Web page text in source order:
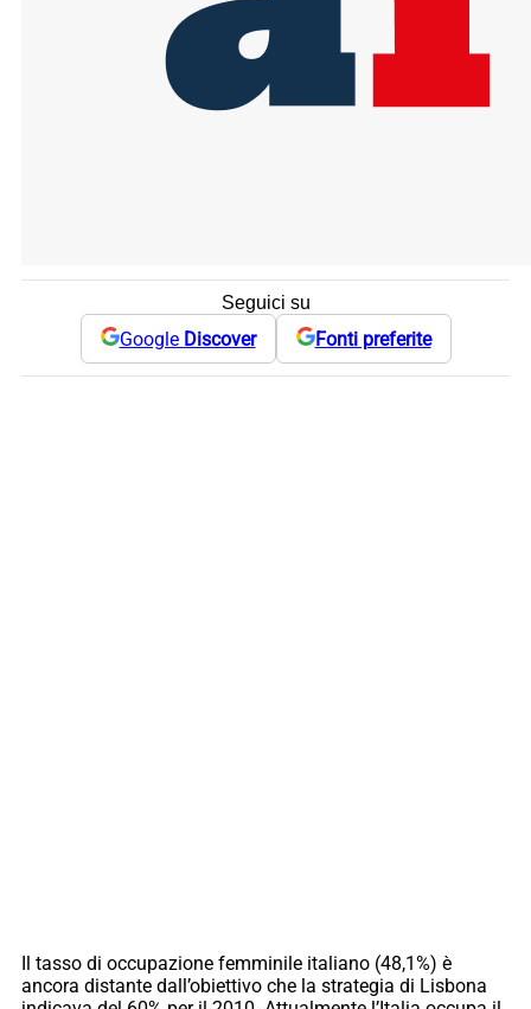
Seguici su
Google Discover Fonti preferite
Il tasso di occupazione femminile italiano (48,1%) è
ancora distante dall’obiettivo che la strategia di Lisbona